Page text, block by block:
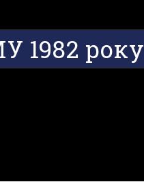
1982 року